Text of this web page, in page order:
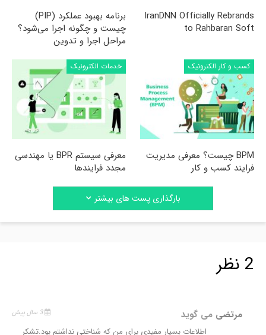
IranDNN Officially Rebrands
to Rahbaran Soft
برنامه بهبود عملکرد (PIP)
چیست و چگونه اجرا می‌شود؟
مراحل اجرا و تدوین
کسب و کار الکترونیک
BPM چیست؟ معرفی مدیریت
فرایند کسب و کار
خدمات الکترونیک
معرفی سیستم BPR یا مهندسی
مجدد فرایندها
بارگذاری پست های بیشتر
2 نظر
مرتضی می گوید 3 سال پیش
اطلاعات بسیار مفیدی برای من که شناختی نداشتم بود.تشکر